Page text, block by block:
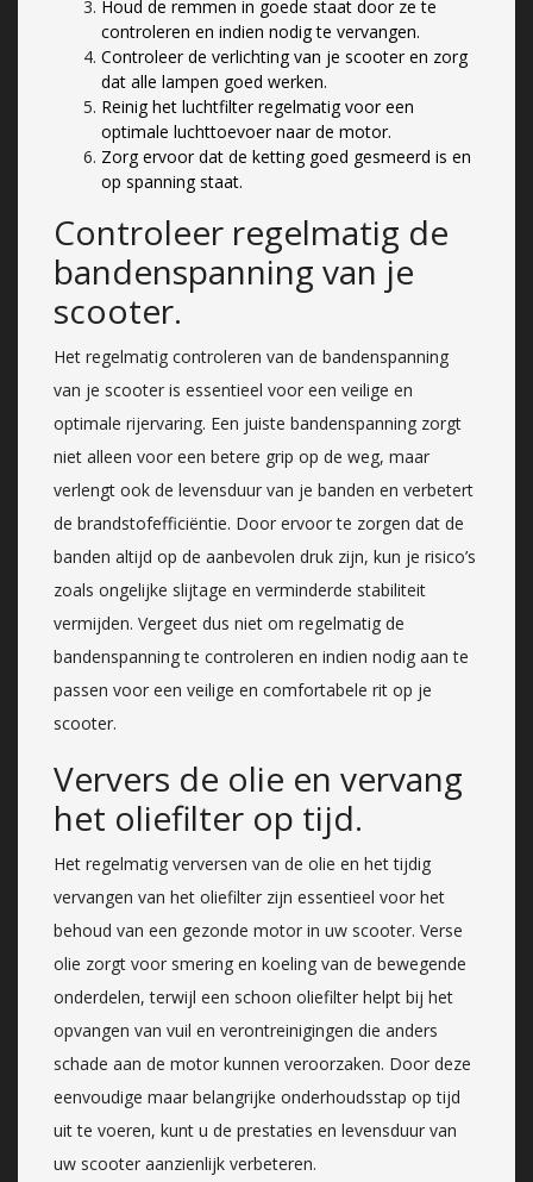
Houd de remmen in goede staat door ze te
controleren en indien nodig te vervangen.
Controleer de verlichting van je scooter en zorg
dat alle lampen goed werken.
Reinig het luchtfilter regelmatig voor een
optimale luchttoevoer naar de motor.
Zorg ervoor dat de ketting goed gesmeerd is en
op spanning staat.
Controleer regelmatig de
bandenspanning van je
scooter.
Het regelmatig controleren van de bandenspanning
van je scooter is essentieel voor een veilige en
optimale rijervaring. Een juiste bandenspanning zorgt
niet alleen voor een betere grip op de weg, maar
verlengt ook de levensduur van je banden en verbetert
de brandstofefficiëntie. Door ervoor te zorgen dat de
banden altijd op de aanbevolen druk zijn, kun je risico’s
zoals ongelijke slijtage en verminderde stabiliteit
vermijden. Vergeet dus niet om regelmatig de
bandenspanning te controleren en indien nodig aan te
passen voor een veilige en comfortabele rit op je
scooter.
Ververs de olie en vervang
het oliefilter op tijd.
Het regelmatig verversen van de olie en het tijdig
vervangen van het oliefilter zijn essentieel voor het
behoud van een gezonde motor in uw scooter. Verse
olie zorgt voor smering en koeling van de bewegende
onderdelen, terwijl een schoon oliefilter helpt bij het
opvangen van vuil en verontreinigingen die anders
schade aan de motor kunnen veroorzaken. Door deze
eenvoudige maar belangrijke onderhoudsstap op tijd
uit te voeren, kunt u de prestaties en levensduur van
uw scooter aanzienlijk verbeteren.